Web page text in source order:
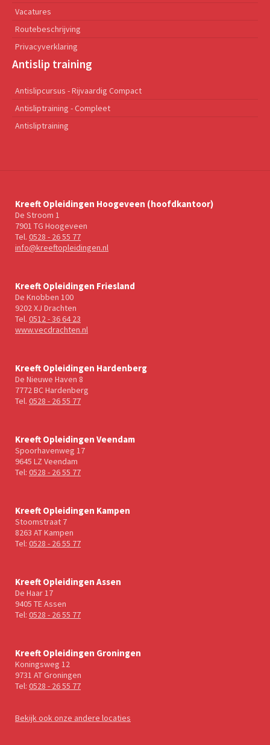
Vacatures
Routebeschrijving
Privacyverklaring
Antislip training
Antislipcursus - Rijvaardig Compact
Antisliptraining - Compleet
Antisliptraining
Kreeft Opleidingen Hoogeveen (hoofdkantoor)
De Stroom 1
7901 TG Hoogeveen
Tel. 0528 - 26 55 77
info@kreeftopleidingen.nl
Kreeft Opleidingen Friesland
De Knobben 100
9202 XJ Drachten
Tel. 0512 - 36 64 23
www.vecdrachten.nl
Kreeft Opleidingen Hardenberg
De Nieuwe Haven 8
7772 BC Hardenberg
Tel. 0528 - 26 55 77
Kreeft Opleidingen Veendam
Spoorhavenweg 17
9645 LZ Veendam
Tel: 0528 - 26 55 77
Kreeft Opleidingen Kampen
Stoomstraat 7
8263 AT Kampen
Tel: 0528 - 26 55 77
Kreeft Opleidingen Assen
De Haar 17
9405 TE Assen
Tel: 0528 - 26 55 77
Kreeft Opleidingen Groningen
Koningsweg 12
9731 AT Groningen
Tel: 0528 - 26 55 77
Bekijk ook onze andere locaties